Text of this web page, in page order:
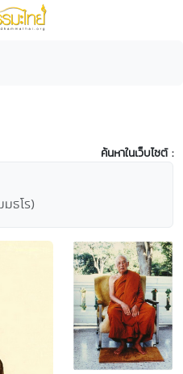
ค้นหาในเว็บไซต์ :
ธโร)